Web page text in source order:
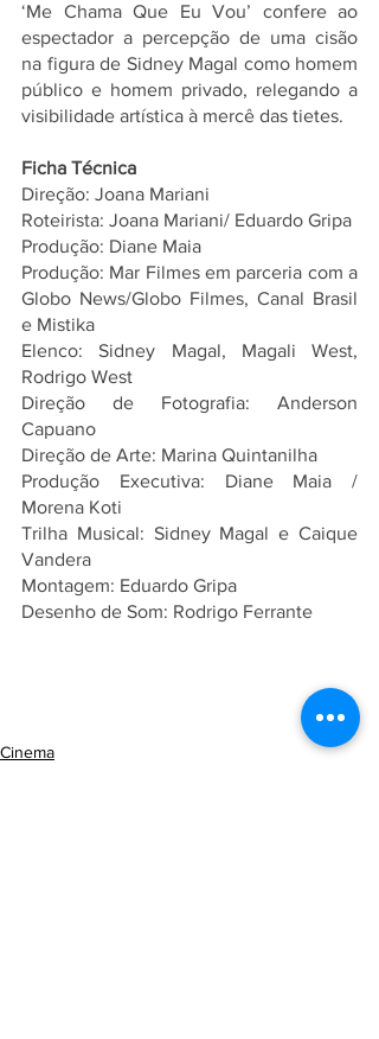
‘Me Chama Que Eu Vou’ confere ao
espectador a percepção de uma cisão
na figura de Sidney Magal como homem
público e homem privado, relegando a
visibilidade artística à mercê das tietes.
Ficha Técnica
Direção: Joana Mariani
Roteirista: Joana Mariani/ Eduardo Gripa
Produção: Diane Maia
Produção: Mar Filmes em parceria com a
Globo News/Globo Filmes, Canal Brasil
e Mistika
Elenco: Sidney Magal, Magali West,
Rodrigo West
Direção de Fotografia: Anderson
Capuano
Direção de Arte: Marina Quintanilha
Produção Executiva: Diane Maia /
Morena Koti
Trilha Musical: Sidney Magal e Caique
Vandera
Montagem: Eduardo Gripa
Desenho de Som: Rodrigo Ferrante
Cinema